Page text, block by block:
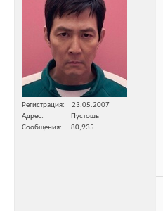
Регистрация
23.05.2007
Адрес
Пустошь
Сообщения
80,935